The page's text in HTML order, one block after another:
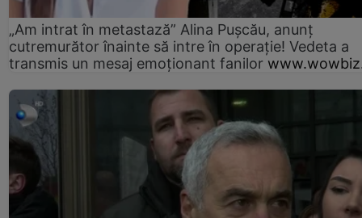
„Am intrat în metastază” Alina Pușcău, anunț
cutremurător înainte să intre în operație! Vedeta a
transmis un mesaj emoționant fanilor